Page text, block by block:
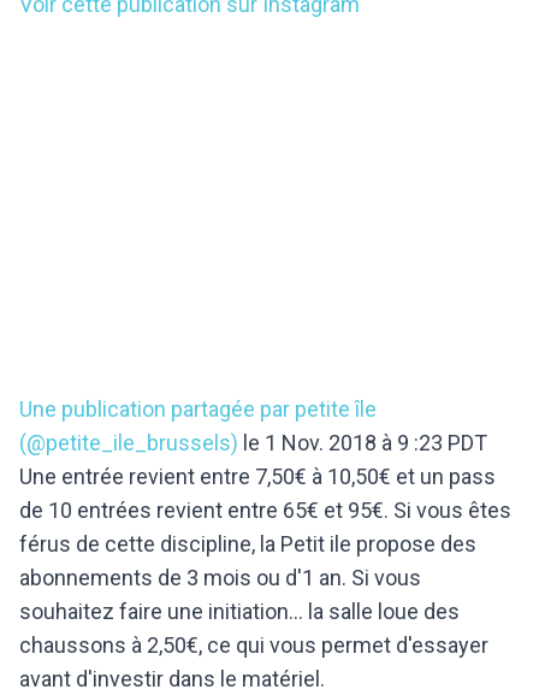
Une publication partagée par petite île
(@petite_ile_brussels) le 1 Nov. 2018 à 9 :23 PDT
Une entrée revient entre 7,50€ à 10,50€ et un pass
de 10 entrées revient entre 65€ et 95€. Si vous êtes
férus de cette discipline, la Petit ile propose des
abonnements de 3 mois ou d'1 an. Si vous
souhaitez faire une initiation... la salle loue des
chaussons à 2,50€, ce qui vous permet d'essayer
avant d'investir dans le matériel.